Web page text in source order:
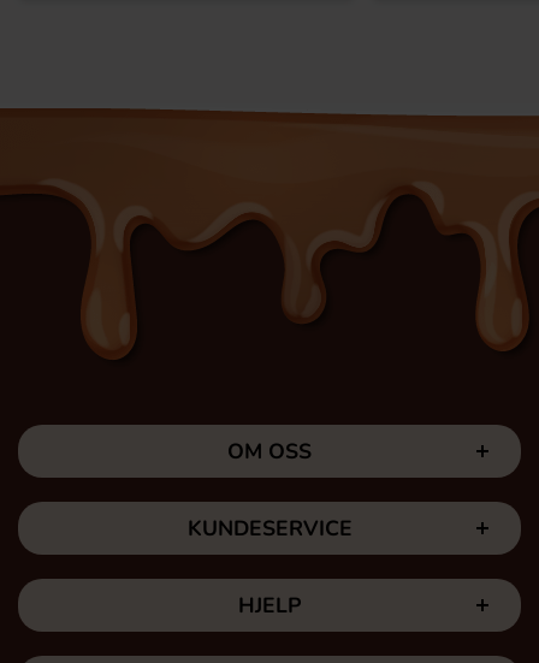
OM OSS
KUNDESERVICE
HJELP